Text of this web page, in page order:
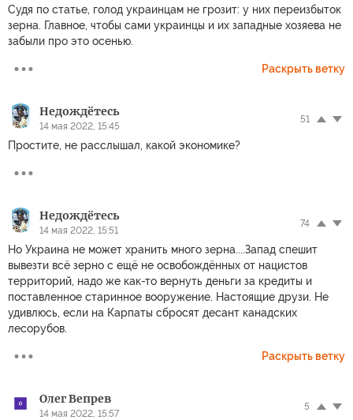
Судя по статье, голод украинцам не грозит: у них переизбыток
зерна. Главное, чтобы сами украинцы и их западные хозяева не
забыли про это осенью.
Раскрыть ветку
Недождётесь
14 мая 2022, 15:45
51
Простите, не расслышал, какой экономике?
Недождётесь
14 мая 2022, 15:51
74
Но Украина не может хранить много зерна....Запад спешит
вывезти всё зерно с ещё не освобождённых от нацистов
территорий, надо же как-то вернуть деньги за кредиты и
поставленное старинное вооружение. Настоящие друзи. Не
удивлюсь, если на Карпаты сбросят десант канадских
лесорубов.
Раскрыть ветку
Олег Вепрев
14 мая 2022, 15:57
5